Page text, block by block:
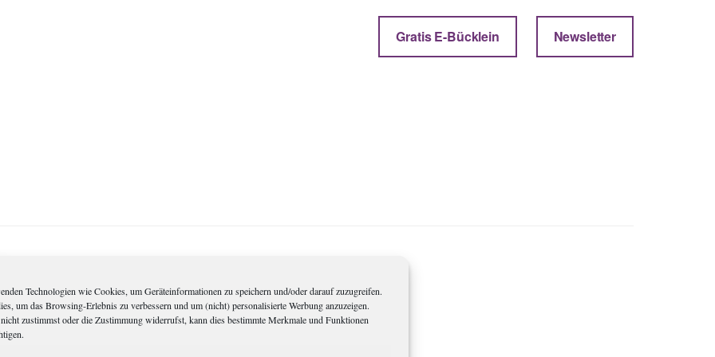
Technologien wie Cookies, um Geräteinformationen zu speichern und/oder darauf zuzugreifen.
um das Browsing-Erlebnis zu verbessern und um (nicht) personalisierte Werbung anzuzeigen.
zustimmst oder die Zustimmung widerrufst, kann dies bestimmte Merkmale und Funktionen
Gratis E-Bücklein Newsletter